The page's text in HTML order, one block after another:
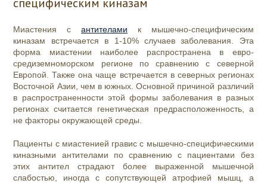
Миастения с антителами к мышечно-специфическим
киназам встречается в 1-10% случаев заболевания. Эта
форма миастении наиболее распространена в евро-
средиземноморском регионе по сравнению с северной
Европой. Также она чаще встречается в северных регионах
Восточной Азии, чем в южных. Основной причиной различий
в распространенности этой формы заболевания в разных
регионах считается генетическая предрасположенность, а
не факторы окружающей среды.
Пациенты с миастенией гравис с мышечно-специфическими
киназными антителами по сравнению с пациентами без
этих антител страдают более выраженной мышечной
слабостью, иногда с сопутствующей атрофией мышц, а